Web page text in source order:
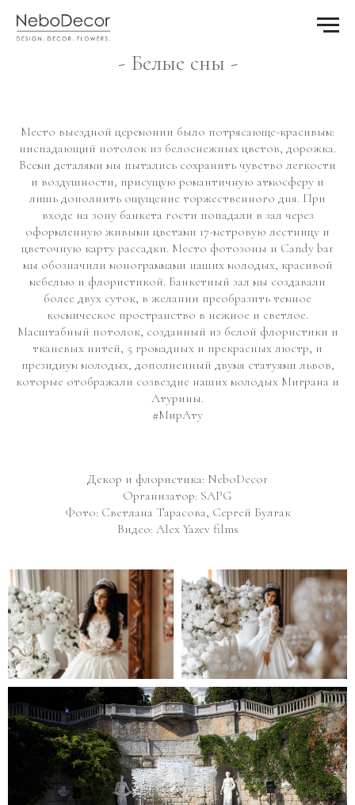
- Белые сны -
Место выездной церемонии было потрясающе-красивым:
ниспадающий потолок из белоснежных цветов, дорожка.
Всеми деталями мы пытались сохранить чувство легкости
и воздушности, присущую романтичную атмосферу и
лишь дополнить ощущение торжественного дня. При
входе на зону банкета гости попадали в зал через
оформленную живыми цветами 17-метровую лестницу и
цветочную карту рассадки. Место фотозоны и Candy bar
мы обозначили монограммами наших молодых, красивой
мебелью и флористикой. Банкетный зал мы создавали
более двух суток, в желании преобразить темное
космическое пространство в нежное и светлое.
Масштабный потолок, созданный из белой флористики и
тканевых нитей, 5 громадных и прекрасных люстр, и
президиум молодых, дополненный двумя статуями львов,
которые отображали созвездие наших молодых Миграна и
Атурины.
#МирАту
Декор и флористика: NeboDecor
Организатор: SAPG
Фото: Светлана Тарасова, Сергей Булгак
Видео: Alex Yazev films